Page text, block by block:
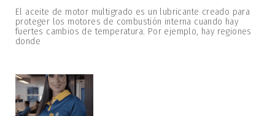
El aceite de motor multigrado es un lubricante creado para
proteger los motores de combustión interna cuando hay
fuertes cambios de temperatura. Por ejemplo, hay regiones
donde